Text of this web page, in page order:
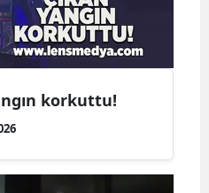
korkuttu!